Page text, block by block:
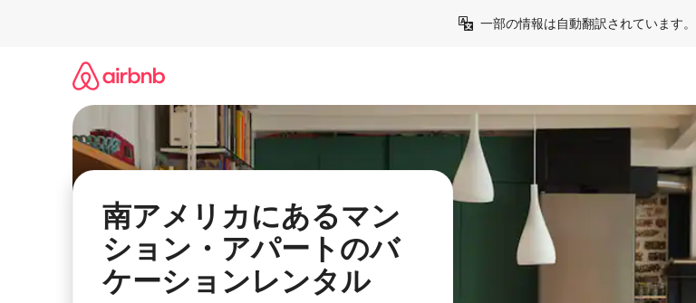
一部の情報は自動翻訳されています。
南アメリカにあるマン
ション・アパートのバ
ケーションレンタル